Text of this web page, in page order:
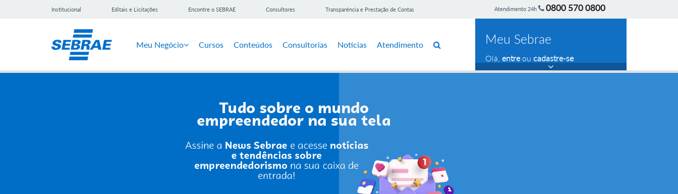
Institucional Editais e Licitações Encontre o SEBRAE Consultores Transparência e Prestação de Contas Atendimento 24h 0800 570 0800
Meu Negócio Cursos Conteúdos Consultorias Notícias Atendimento Meu Sebrae
Olá, entreou cadastre-se